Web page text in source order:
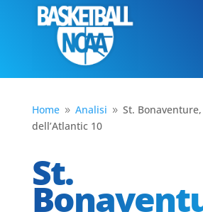
Home 9 Analisi 9 St.
dell’Atlantic 10
St.